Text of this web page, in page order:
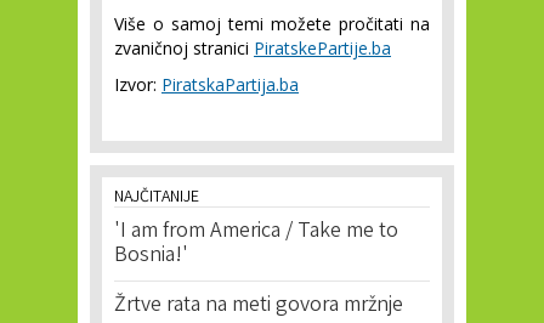
Više o samoj temi možete pročitati na
zvaničnoj stranici PiratskePartije.ba
Izvor: PiratskaPartija.ba
NAJČITANIJE
'I am from America / Take me to
Bosnia!'
Žrtve rata na meti govora mržnje